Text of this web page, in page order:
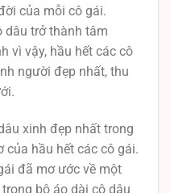
của mỗi cô gái.
dâu trở thành tâm
vì vậy, hầu hết các cô
người đẹp nhất, thu
xinh đẹp nhất trong
hầu hết các cô gái.
đã mơ ước về một
bộ áo dài cô dâu